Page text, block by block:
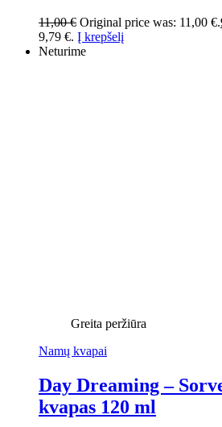
11,00€ Original price was: 11,00 €.
9,79 €. Į krepšelį
Neturime
Greita peržiūra
Namų kvapai
Day Dreaming –
kvapas 120 ml